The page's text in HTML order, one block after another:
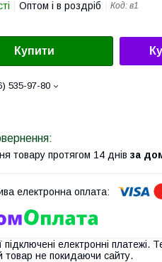
Оптом і в роздріб Код: в1
Купити
535-97-80
товару протягом 14 днів за
підключені електронні платежі.
товар не покидаючи сайту.